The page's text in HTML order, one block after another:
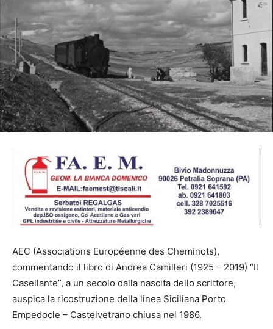
AEC (Associations Européenne des Cheminots),
commentando il libro di Andrea Camilleri (1925 – 2019) “Il
Casellante”, a un secolo dalla nascita dello scrittore,
auspica la ricostruzione della linea Siciliana Porto
Empedocle – Castelvetrano chiusa nel 1986.